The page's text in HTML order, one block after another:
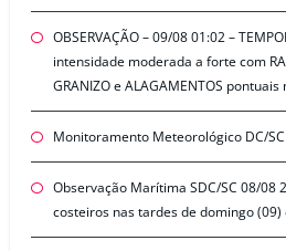
OBSERVAÇÃO – 09/08 01:02 –
intensidade moderada a forte com
GRANIZO e ALAGAMENTOS
Monitoramento Meteorológico DC/
Observação Marítima SDC/SC 08/08
costeiros nas tardes de domingo